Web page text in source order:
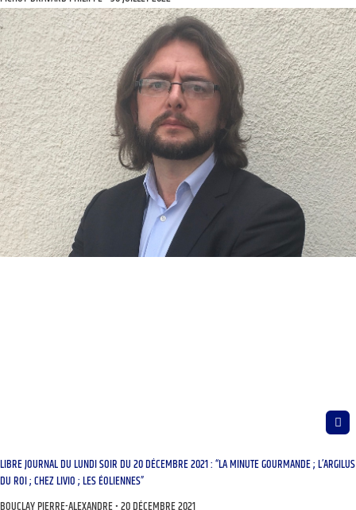
LIBRE JOURNAL DU LUNDI SOIR DU 20 DÉCEMBRE 2021 : “LA MINUTE GOURMANDE ; L’ARGILUS
DU ROI ; CHEZ LIVIO ; LES ÉOLIENNES”